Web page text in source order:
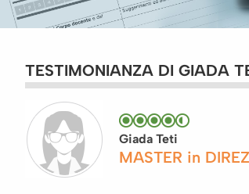
TESTIMONIANZA DI GIADA
Giada Teti
MASTER in